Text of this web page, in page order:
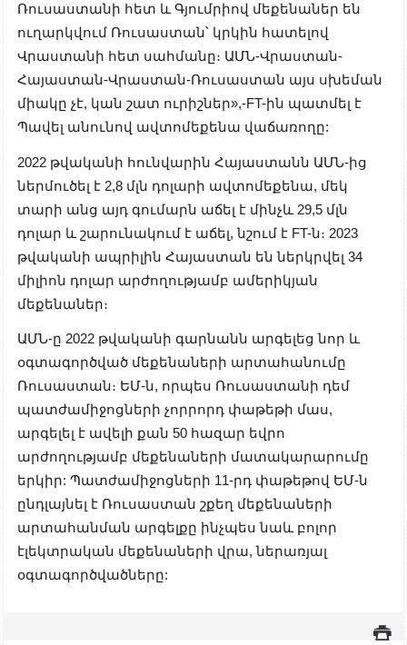
Ռուսաստանի հետ և Գյումրիով մեքենաներ են
ուղարկվում Ռուսաստան՝ կրկին հատելով
Վրաստանի հետ սահմանը։ ԱՄՆ-Վրաստան-
Հայաստան-Վրաստան-Ռուսաստան այս սխեման
միակը չէ, կան շատ ուրիշներ»,-FT-ին պատմել է
Պավել անունով ավտոմեքենա վաճառողը:
2022 թվականի հունվարին Հայաստանն ԱՄՆ-ից
ներմուծել է 2,8 մլն դոլարի ավտոմեքենա, մեկ
տարի անց այդ գումարն աճել է մինչև 29,5 մլն
դոլար և շարունակում է աճել, նշում է FT-ն։ 2023
թվականի ապրիլին Հայաստան են ներկրվել 34
միլիոն դոլար արժողությամբ ամերիկյան
մեքենաներ։
ԱՄՆ-ը 2022 թվականի գարնանն արգելեց նոր և
օգտագործված մեքենաների արտահանումը
Ռուսաստան։ ԵՄ-ն, որպես Ռուսաստանի դեմ
պատժամիջոցների չորրորդ փաթեթի մաս,
արգելել է ավելի քան 50 հազար եվրո
արժողությամբ մեքենաների մատակարարումը
երկիր: Պատժամիջոցների 11-րդ փաթեթով ԵՄ-ն
ընդլայնել է Ռուսաստան շքեղ մեքենաների
արտահանման արգելքը ինչպես նաև բոլոր
էլեկտրական մեքենաների վրա, ներառյալ
օգտագործվածները: